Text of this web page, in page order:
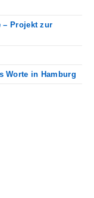
– Projekt zur
Worte in Hamburg